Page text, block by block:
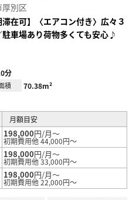
り登
録
別区
滞在可】〈エアコン付き〉広々３
駐車場あり荷物多くても安心♪
分
積 70.38m²
月額目安
198,000円/月～
初期費用他 44,000円～
198,000円/月～
初期費用他 33,000円～
198,000円/月～
初期費用他 22,000円～